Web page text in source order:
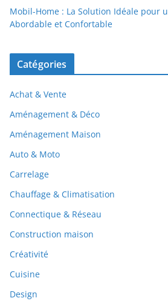
Mobil-Home : La Solution Idéale pour
Abordable et Confortable
Catégories
Achat & Vente
Aménagement & Déco
Aménagement Maison
Auto & Moto
Carrelage
Chauffage & Climatisation
Connectique & Réseau
Construction maison
Créativité
Cuisine
Design